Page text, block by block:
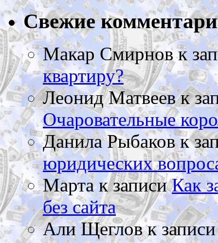
Свежие
Макар Смирновк
квартиру?
Леонид Матвеевк
Очаровательные
Данила Рыбаковк
юридических
Мартак записиКак
без сайта
Али Щегловк